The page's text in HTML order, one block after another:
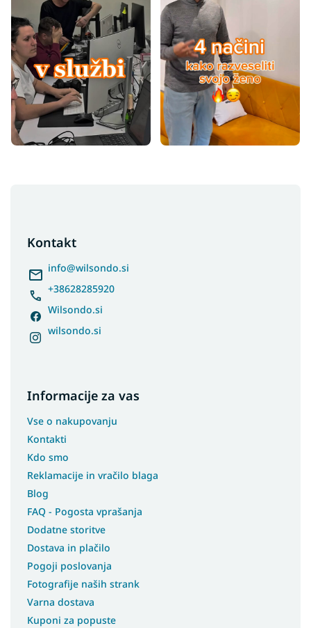
Kontakt
info@wilsondo.si
+38628285920
Wilsondo.si
wilsondo.si
Informacije za vas
Vse o nakupovanju
Kontakti
Kdo smo
Reklamacije in vračilo blaga
Blog
FAQ - Pogosta vprašanja
Dodatne storitve
Dostava in plačilo
Pogoji poslovanja
Fotografije naših strank
Varna dostava
Kuponi za popuste